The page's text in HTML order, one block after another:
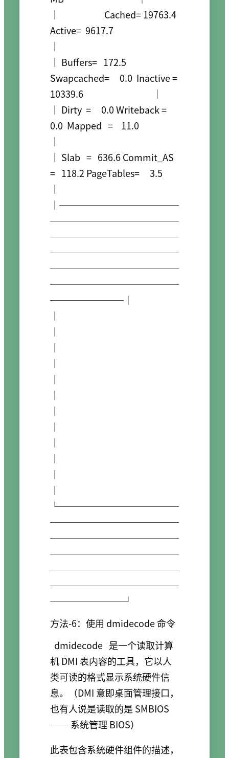
│                      Cached= 19763.4
Active=  9617.7
│
│ Buffers=   172.5
Swapcached=     0.0  Inactive =
10339.6                                  │
│ Dirty  =     0.0 Writeback =
0.0  Mapped   =    11.0
│
│ Slab   =   636.6 Commit_AS
=   118.2 PageTables=     3.5
│
│─────────────
──────────────
──────────────
──────────────
──────────────
──────────────
────────│
│
│
│
│
│
│
│
│
│
│
│
│
└─────────────
──────────────
──────────────
──────────────
──────────────
──────────────
────────┘
方法-6：使用 dmidecode 命令
dmidecode 是一个读取计算
机 DMI 表内容的工具，它以人
类可读的格式显示系统硬件信
息。（DMI 意即桌面管理接口，
也有人说是读取的是 SMBIOS
—— 系统管理 BIOS）
此表包含系统硬件组件的描述，